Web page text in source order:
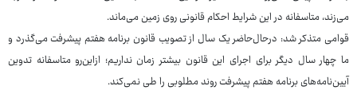
می‌زند، متاسفانه در این شرایط احکام قانونی روی زمین می‌ماند.
قوامی متذکر شد: درحال‌حاضر یک سال از تصویب قانون برنامه هفتم پیشرفت می‌گذرد و
ما چهار سال دیگر برای اجرای این قانون بیشتر زمان نداریم؛ ازاین‌رو متاسفانه تدوین
آیین‌نامه‌های برنامه هفتم پیشرفت روند مطلوبی را طی نمی‌کند.